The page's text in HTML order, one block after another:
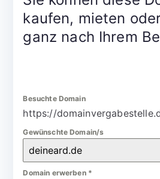
kaufen, mieten
ganz nach Ihrem
Besuchte Domain
https://
Gewünschte Domain/s
Domain erwerben *